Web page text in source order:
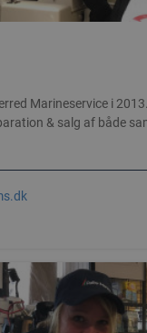
Marineservice i
& salg af både